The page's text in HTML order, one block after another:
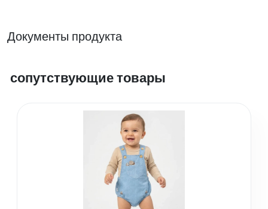
Документы продукта
сопутствующие товары